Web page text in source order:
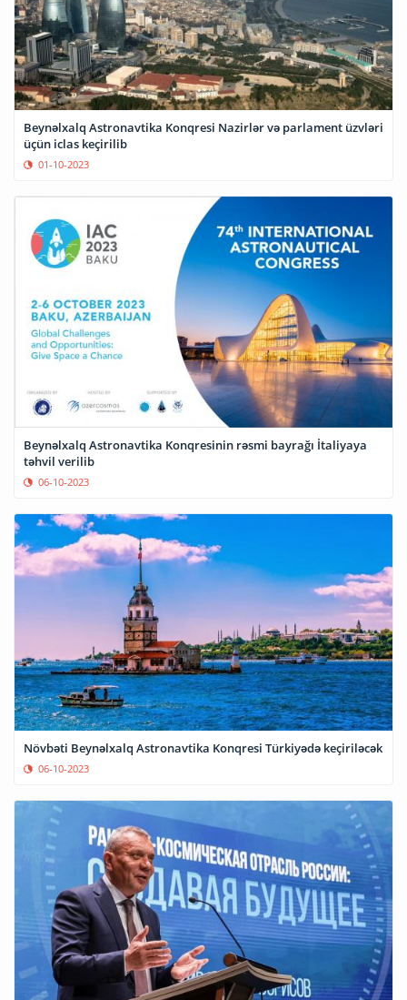
Beynəlxalq Astronavtika Konqresi Nazirlər və parlament üzvləri
üçün iclas keçirilib
01-10-2023
Beynəlxalq Astronavtika Konqresinin rəsmi bayrağı İtaliyaya
təhvil verilib
06-10-2023
Növbəti Beynəlxalq Astronavtika Konqresi Türkiyədə keçiriləcək
06-10-2023